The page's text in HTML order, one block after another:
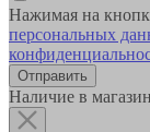
Нажимая на
персональных
Наличие в